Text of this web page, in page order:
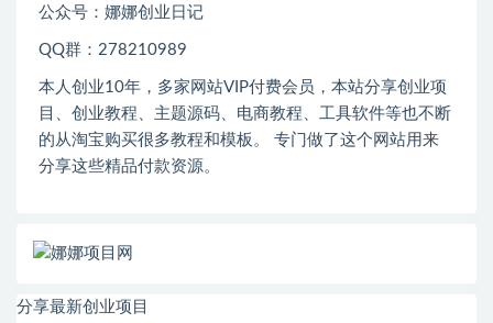
公众号：娜娜创业日记
QQ群：278210989
本人创业10年，多家网站VIP付费会员，本站分享创业项
目、创业教程、主题源码、电商教程、工具软件等也不断
的从淘宝购买很多教程和模板。 专门做了这个网站用来
分享这些精品付款资源。
分享最新创业项目